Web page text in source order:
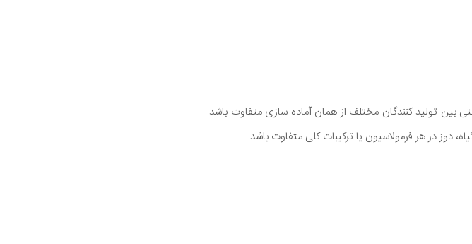
بین تولید کنندگان مختلف از همان آماده سازی متفاوت باشد.
دوز در هر فرمولاسیون یا ترکیبات کلی متفاوت باشد